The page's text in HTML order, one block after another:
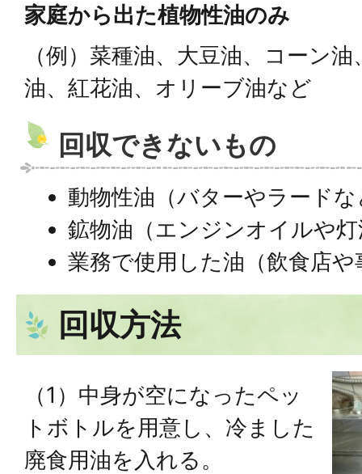
家庭から出た植物性油のみ
（例）菜種油、大豆油、コーン
油、紅花油、オリーブ油など
回収できないもの
動物性油（バターやラード
鉱物油（エンジンオイルや
業務で使用した油（飲食店
回収方法
（1）中身が空になったペッ
トボトルを用意し、冷ました
廃食用油を入れる。